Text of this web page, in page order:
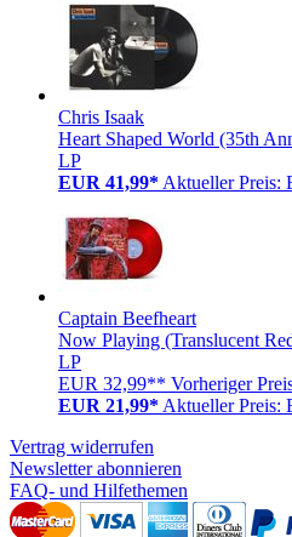
Chris Isaak
Heart Shaped World (35th
LP
EUR 41,99* Aktueller Preis:
Captain Beefheart
Now Playing (Translucent
LP
EUR 32,99** Vorheriger
EUR 21,99* Aktueller Preis:
Vertrag widerrufen
Newsletter abonnieren
FAQ- und Hilfethemen